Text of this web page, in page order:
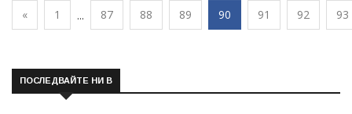
« 1 ... 87 88 89 90 91 92 93
ПОСЛЕДВАЙТЕ НИ В